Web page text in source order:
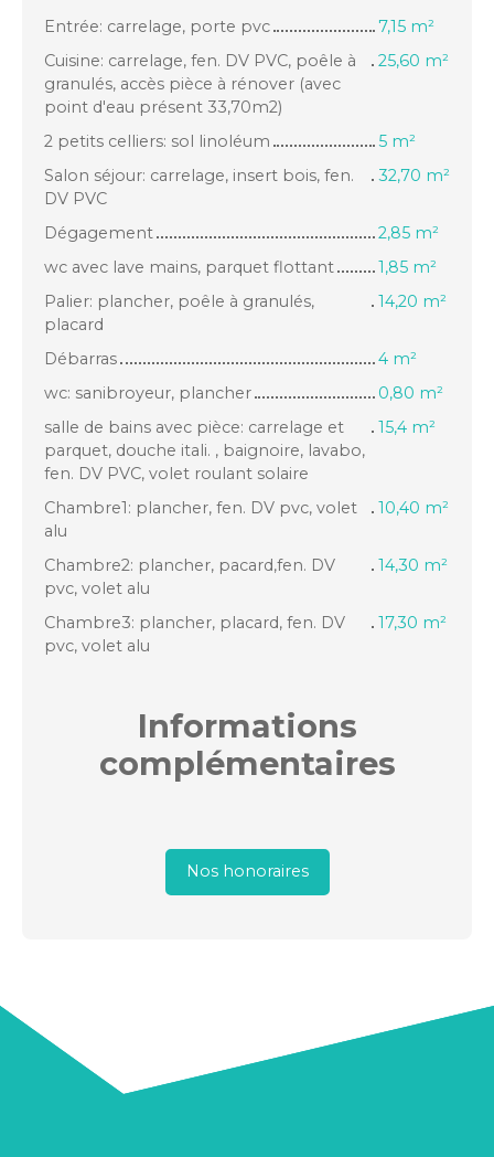
Entrée: carrelage, porte pvc
7,15 m²
Cuisine: carrelage, fen. DV PVC, poêle à
granulés, accès pièce à rénover (avec
point d'eau présent 33,70m2)
25,60 m²
2 petits celliers: sol linoléum
5 m²
Salon séjour: carrelage, insert bois, fen.
DV PVC
32,70 m²
Dégagement
2,85 m²
wc avec lave mains, parquet flottant
1,85 m²
Palier: plancher, poêle à granulés,
placard
14,20 m²
Débarras
4 m²
wc: sanibroyeur, plancher
0,80 m²
salle de bains avec pièce: carrelage et
parquet, douche itali. , baignoire, lavabo,
fen. DV PVC, volet roulant solaire
15,4 m²
Chambre1: plancher, fen. DV pvc, volet
alu
10,40 m²
Chambre2: plancher, pacard,fen. DV
pvc, volet alu
14,30 m²
Chambre3: plancher, placard, fen. DV
pvc, volet alu
17,30 m²
Informations
complémentaires
Nos honoraires